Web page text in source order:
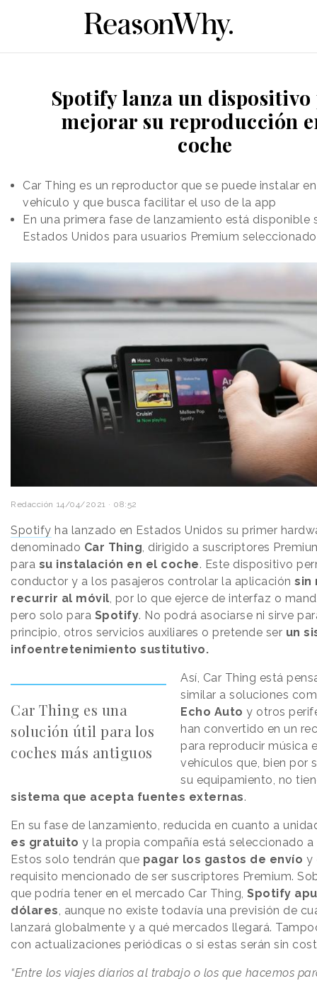
Spotify lanza un dispositivo
mejorar su reproducción
coche
Car Thing es un reproductor que se puede instalar
vehículo y que busca facilitar el uso de la app
En una primera fase de lanzamiento está disponible
Estados Unidos para usuarios Premium
Redacción 14/04/2021 · 08:52
Spotify ha lanzado en Estados Unidos su primer
denominado Car Thing, dirigido a suscriptores
para su instalación en el coche. Este dispositivo
conductor y a los pasajeros controlar la aplicación sin
recurrir al móvil, por lo que ejerce de interfaz o
pero solo para Spotify. No podrá asociarse ni sirve
principio, otros servicios auxiliares o pretende ser un
infoentretenimiento sustitutivo.
Car Thing es una
solución útil para los
coches más antiguos
Así, Car Thing está
similar a soluciones
Echo Auto y otros
han convertido en un
para reproducir música
vehículos que, bien por
su equipamiento, no
sistema que acepta fuentes externas.
En su fase de lanzamiento, reducida en cuanto a
es gratuito y la propia compañía está seleccionado a
Estos solo tendrán que pagar los gastos de envío y
requisito mencionado de ser suscriptores Premium.
que podría tener en el mercado Car Thing, Spotify
dólares, aunque no existe todavía una previsión de
lanzará globalmente y a qué mercados llegará.
con actualizaciones periódicas o si estas serán sin
“Entre los viajes diarios al trabajo o los que hacemos